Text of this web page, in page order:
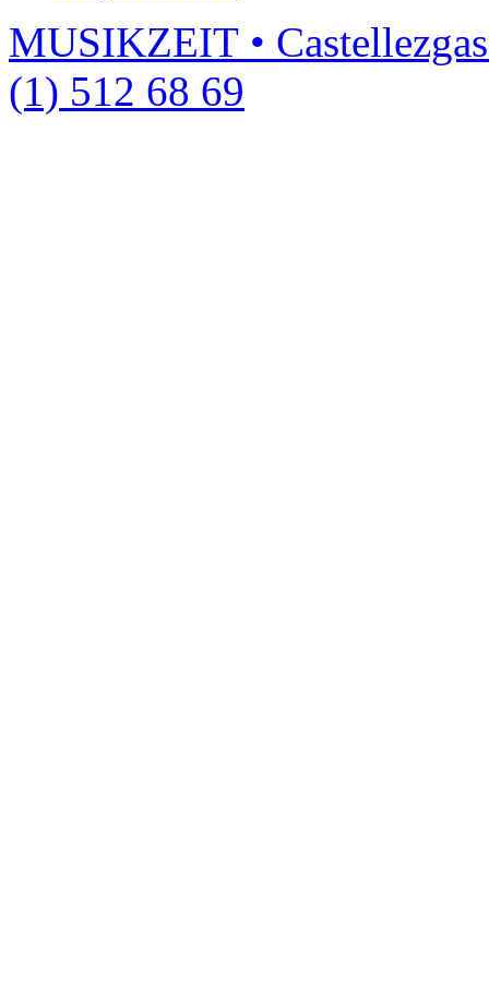
MUSIKZEIT •
(1) 512 68 69